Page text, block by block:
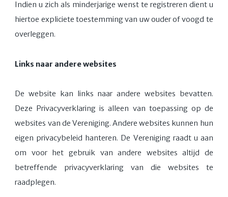
Indien u zich als minderjarige wenst te registreren dient u
hiertoe expliciete toestemming van uw ouder of voogd te
overleggen.
Links naar andere websites
De website kan links naar andere websites bevatten.
Deze Privacyverklaring is alleen van toepassing op de
websites van de Vereniging. Andere websites kunnen hun
eigen privacybeleid hanteren. De Vereniging raadt u aan
om voor het gebruik van andere websites altijd de
betreffende privacyverklaring van die websites te
raadplegen.